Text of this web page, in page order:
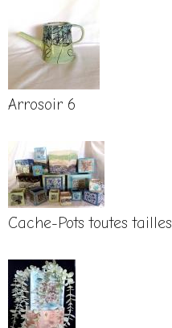
Arrosoir 6
Cache-Pots toutes tailles